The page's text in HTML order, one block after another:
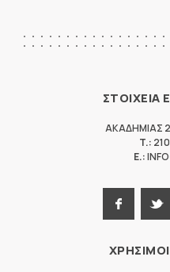
ΣΤΟΙΧΕΙΑ
ΑΚΑΔΗΜΙΑΣ
T.:
E.: